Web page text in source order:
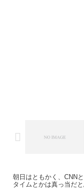
朝日はともかく、CNN
タイムとかは真っ当だ